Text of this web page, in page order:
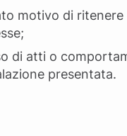
motivo di ritenere
di atti o
presentata.